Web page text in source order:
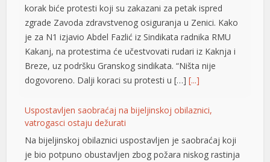
korak biće protesti koji su zakazani za petak ispred
zgrade Zavoda zdravstvenog osiguranja u Zenici. Kako
je za N1 izjavio Abdel Fazlić iz Sindikata radnika RMU
Kakanj, na protestima će učestvovati rudari iz Kaknja i
Breze, uz podršku Granskog sindikata. “Ništa nije
dogovoreno. Dalji koraci su protesti u […][...]
Uspostavljen saobraćaj na bijeljinskoj obilaznici,
vatrogasci ostaju dežurati
Na bijeljinskoj obilaznici uspostavljen je saobraćaj koji
je bio potpuno obustavljen zbog požara niskog rastinja